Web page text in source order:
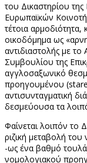
του Δικαστηρίου
Ευρωπαϊκών
τέτοια
οικοδόμημα ως
αντιδιαστολής με το
Συμβουλίου της
αγγλοσαξωνικό
προηγουμένου (stare
αντισυνταγματική
δεσμεύουσα τα λοιπά
Φαίνεται λοιπόν το
ριζική μεταβολή
-ως ένα βαθμό
νομολογιακού